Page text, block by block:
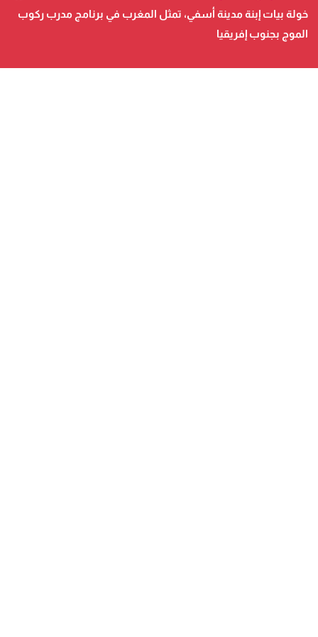
safigoud media
خولة بيات إبنة مدينة أسفي، تمثل المغرب في برنامج مدرب ركوب
الموج بجنوب إفريقيا